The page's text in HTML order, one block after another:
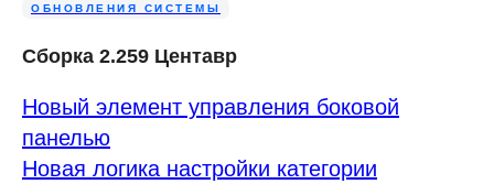
ОБНОВЛЕНИЯ СИСТЕМЫ
Сборка 2.259 Центавр
Новый элемент управления боковой
панелью
Новая логика настройки категории